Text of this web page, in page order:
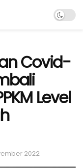
Covid-
Level
2022